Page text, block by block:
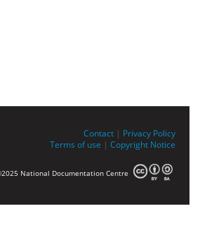
Contact | Privacy Policy
Terms of use | Copyright Notice
National Documentation Centre